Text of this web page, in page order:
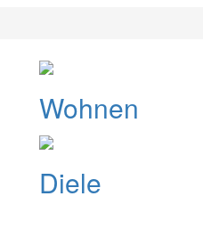
Wohnen
Diele